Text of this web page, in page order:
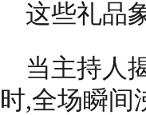
这些礼品
当主持人
时,全场瞬间